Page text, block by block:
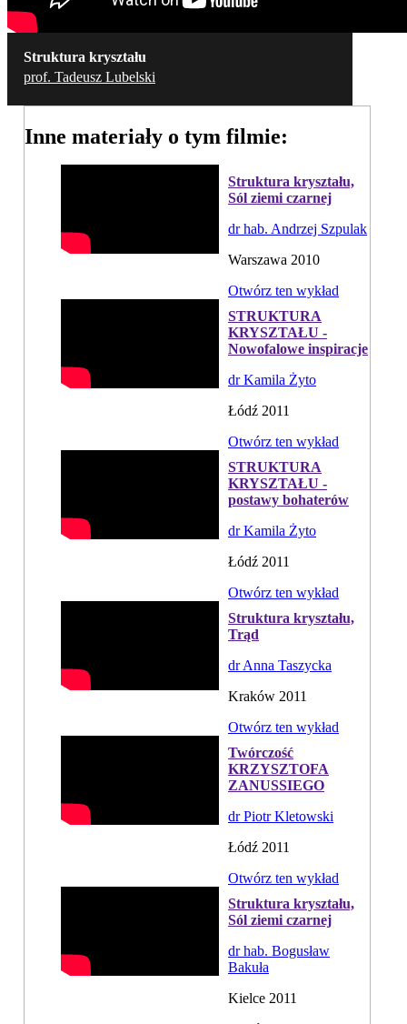
Struktura kryształu
prof. Tadeusz Lubelski
Inne materiały o tym filmie:
Struktura kryształu,
Sól ziemi czarnej
dr hab. Andrzej Szpulak
Warszawa 2010
Otwórz ten wykład
STRUKTURA
KRYSZTAŁU -
Nowofalowe inspiracje
dr Kamila Żyto
Łódź 2011
Otwórz ten wykład
STRUKTURA
KRYSZTAŁU -
postawy bohaterów
dr Kamila Żyto
Łódź 2011
Otwórz ten wykład
Struktura kryształu,
Trąd
dr Anna Taszycka
Kraków 2011
Otwórz ten wykład
Twórczość
KRZYSZTOFA
ZANUSSIEGO
dr Piotr Kletowski
Łódź 2011
Otwórz ten wykład
Struktura kryształu,
Sól ziemi czarnej
dr hab. Bogusław
Bakuła
Kielce 2011